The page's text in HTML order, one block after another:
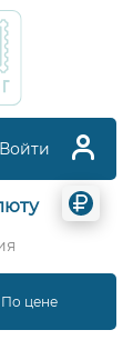
Войти
По цене